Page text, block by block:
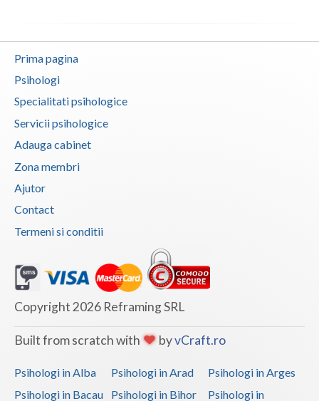
Prima pagina
Psihologi
Specialitati psihologice
Servicii psihologice
Adauga cabinet
Zona membri
Ajutor
Contact
Termeni si conditii
Copyright 2026 Reframing SRL
Built from scratch with byvCraft.ro
Psihologi in Alba Psihologi in Arad
Psihologi in Arges
Psihologi in Bacau
Psihologi in Bihor
Psihologi in